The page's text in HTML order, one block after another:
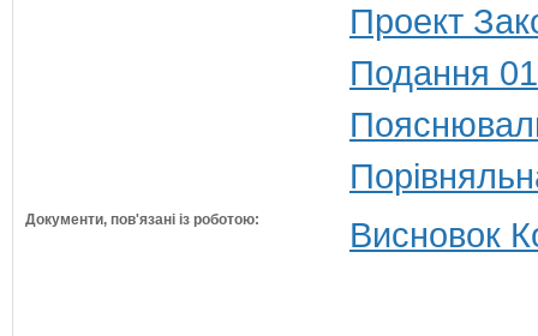
Проект
Подання
Документи, пов'язані із роботою: Висновок